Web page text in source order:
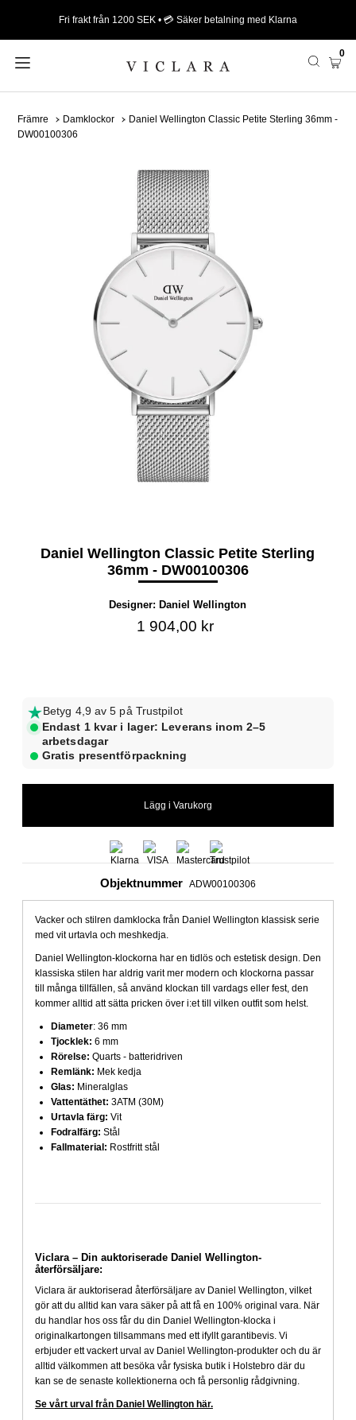
Fri frakt från 1200 SEK • 💳 Säker betalning med Klarna
0
Främre Damklockor
Daniel Wellington Classic Petite Sterling 36mm -
DW00100306
Daniel Wellington Classic Petite Sterling
36mm - DW00100306
Designer: Daniel Wellington
1 904,00 kr
Betyg 4,9 av 5 på Trustpilot
Endast 1 kvar i lager: Leverans inom 2–5
arbetsdagar
Gratis presentförpackning
Objektnummer ADW00100306
Vacker och stilren damklocka från Daniel Wellington klassisk serie
med vit urtavla och meshkedja.
Daniel Wellington-klockorna har en tidlös och estetisk design. Den
klassiska stilen har aldrig varit mer modern och klockorna passar
till många tillfällen, så använd klockan till vardags eller fest, den
kommer alltid att sätta pricken över i:et till vilken outfit som helst.
Diameter: 36 mm
Tjocklek: 6 mm
Rörelse: Quarts - batteridriven
Remlänk: Mek kedja
Glas: Mineralglas
Vattentäthet: 3ATM (30M)
Urtavla färg: Vit
Fodralfärg: Stål
Fallmaterial: Rostfritt stål
Viclara – Din auktoriserade Daniel Wellington-
återförsäljare:
Viclara är auktoriserad återförsäljare av Daniel Wellington, vilket
gör att du alltid kan vara säker på att få en 100% original vara. När
du handlar hos oss får du din Daniel Wellington-klocka i
originalkartongen tillsammans med ett ifyllt garantibevis. Vi
erbjuder ett vackert urval av Daniel Wellington-produkter och du är
alltid välkommen att besöka vår fysiska butik i Holstebro där du
kan se de senaste kollektionerna och få personlig rådgivning.
Se vårt urval från Daniel Wellington här.